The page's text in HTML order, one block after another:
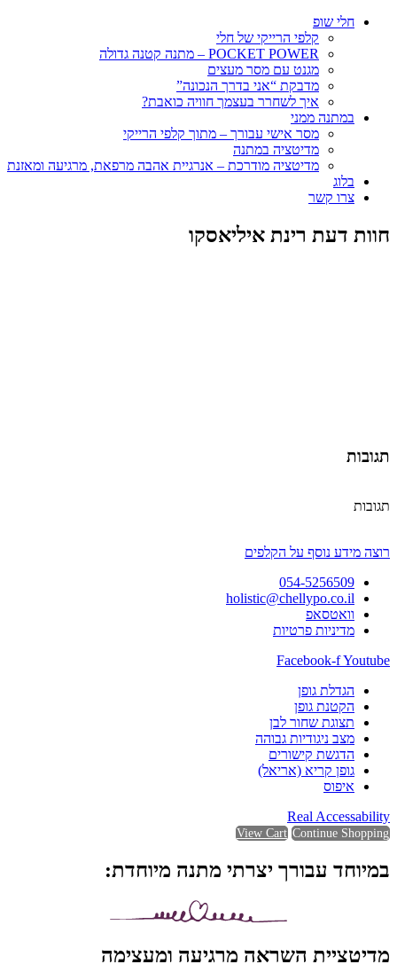
חלי שופ
קלפי הרייקי של חלי
POCKET POWER – מתנה קטנה גדולה
מגנט עם מסר מעצים
מדבקת “אני בדרך הנכונה”
איך לשחרר בעצמך חוויה כואבת?
במתנה ממני
מסר אישי עבורך – מתוך קלפי הרייקי
מדיטציה במתנה
מדיטציה מודרכת – אנרגיית אהבה מרפאת, מרגיעה ומאזנת
בלוג
צרו קשר
חוות דעת רינת איליאסקו
תגובות
תגובות
רוצה מידע נוסף על הקלפים
054-5256509
holistic@chellypo.co.il
וואטסאפ
מדיניות פרטיות
Facebook-fYoutube
הגדלת גופן
הקטנת גופן
תצוגת שחור לבן
מצב ניגודיות גבוהה
הדגשת קישורים
גופן קריא (אריאל)
איפוס
Real Accessability
View Cart Continue Shopping
במיוחד עבורך יצרתי מתנה מיוחדת:
מדיטציית השראה מרגיעה ומעצימה